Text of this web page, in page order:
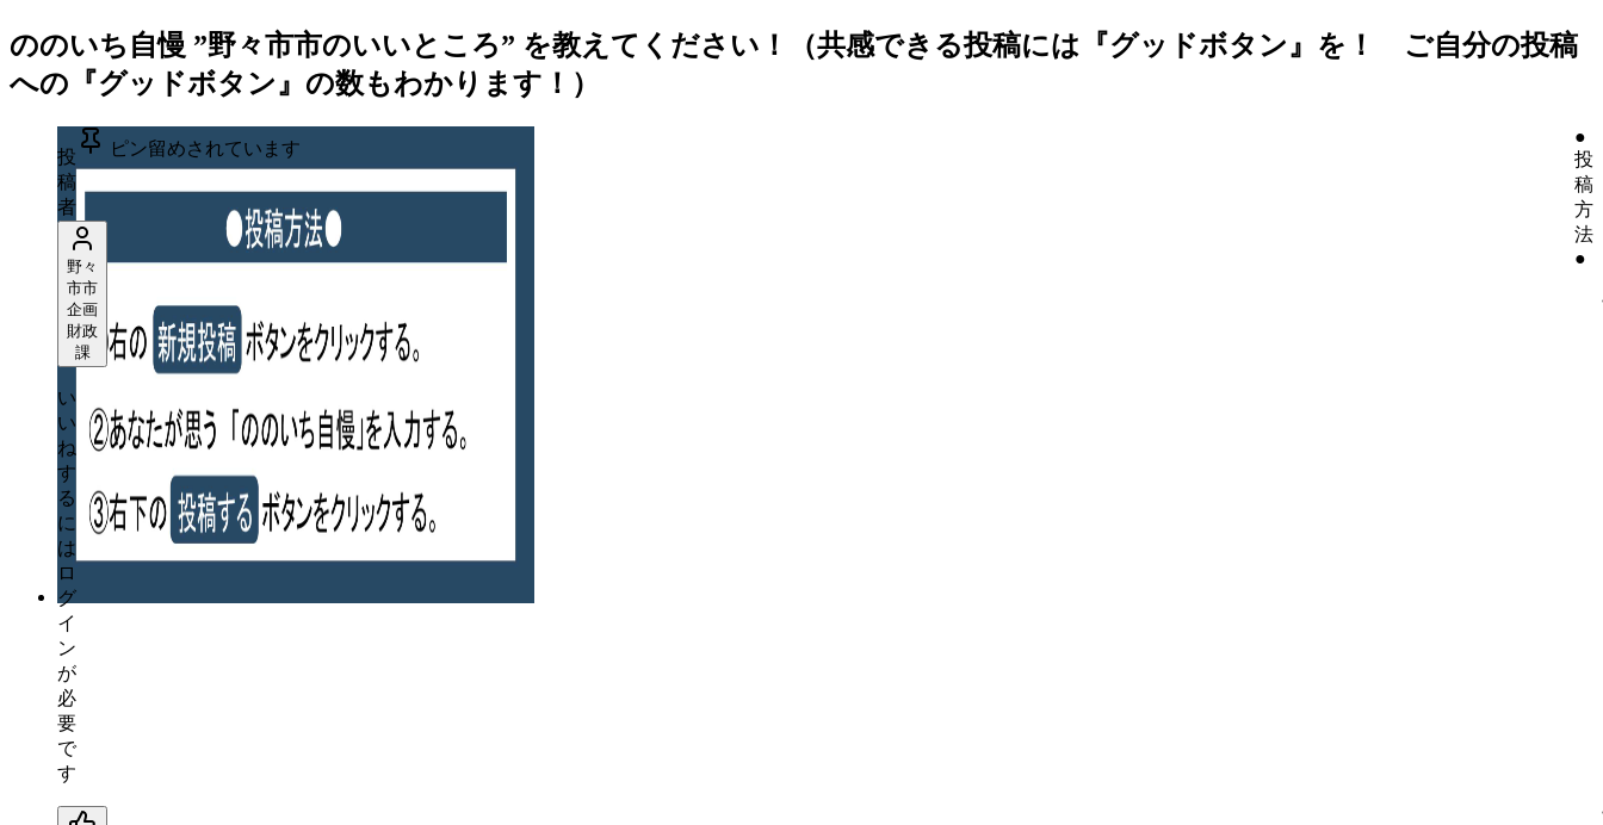
ののいち自慢 ”野々市市のいいところ” を教えてください！（共感できる投稿には『グッドボタン』を！ ご自分の投稿
への『グッドボタン』の数もわかります！）
ピン留めされています
●
投
稿
方
法
●
投
稿
者
野々
市市
企画
財政
課
い
い
ね
す
る
に
は
ロ
グ
イ
ン
が
必
要
で
す